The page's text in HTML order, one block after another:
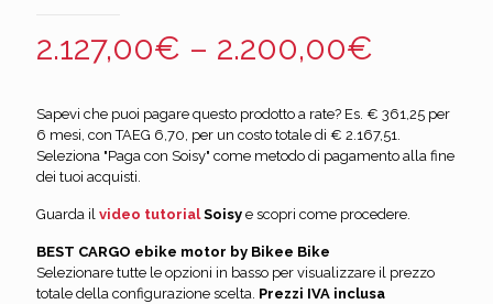
2.127,00€ – 2.200,00€
Sapevi che puoi pagare questo prodotto a rate? Es. € 361,25 per
6 mesi, con TAEG 6,70, per un costo totale di € 2.167,51.
Seleziona "Paga con Soisy" come metodo di pagamento alla fine
dei tuoi acquisti.
Guarda il video tutorialSoisy e scopri come procedere.
BEST CARGO ebike motor by Bikee Bike
Selezionare tutte le opzioni in basso per visualizzare il prezzo
totale della configurazione scelta. Prezzi IVA inclusa